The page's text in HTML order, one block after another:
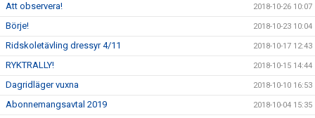
Att observera! 2018-10-26 10:07
Börje! 2018-10-23 10:04
Ridskoletävling dressyr 4/11 2018-10-17 12:43
RYKTRALLY! 2018-10-15 14:44
Dagridläger vuxna 2018-10-10 16:53
Abonnemangsavtal 2019 2018-10-04 15:35